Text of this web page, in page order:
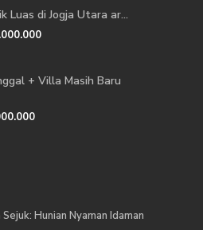
Luas di Jogja Utara ar...
+ Villa Masih Baru
Hunian Nyaman Idaman